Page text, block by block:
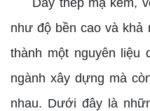
Dây thép mạ kẽm,
như độ bền cao và khả
thành một nguyên liệu
ngành xây dựng mà
nhau. Dưới đây là